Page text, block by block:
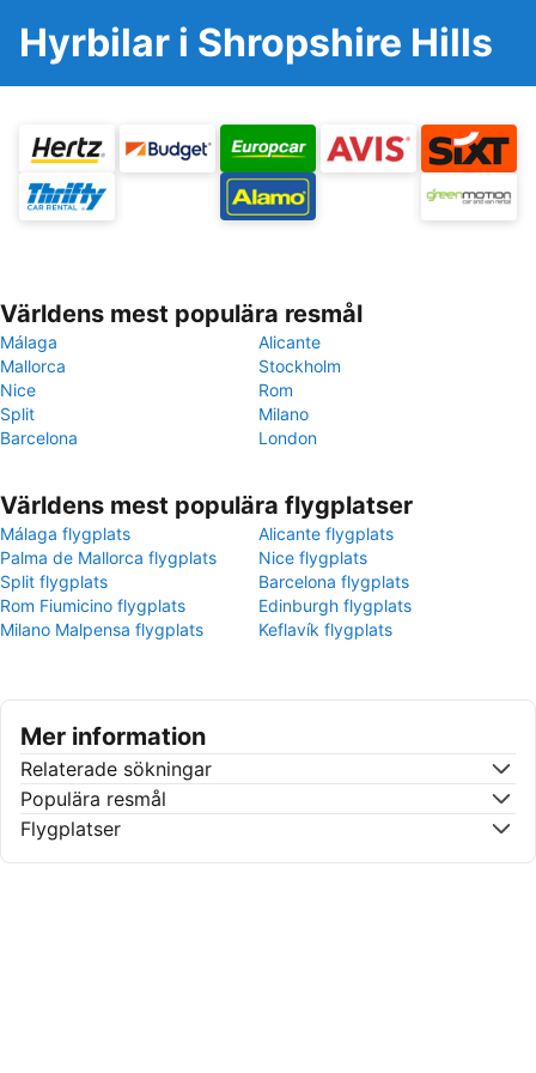
Hyrbilar i Shropshire Hills
Världens mest populära resmål
Málaga
Alicante
Mallorca
Stockholm
Nice
Rom
Split
Milano
Barcelona
London
Världens mest populära flygplatser
Málaga flygplats
Alicante flygplats
Palma de Mallorca flygplats
Nice flygplats
Split flygplats
Barcelona flygplats
Rom Fiumicino flygplats
Edinburgh flygplats
Milano Malpensa flygplats
Keflavík flygplats
Mer information
Relaterade sökningar
Populära resmål
Flygplatser